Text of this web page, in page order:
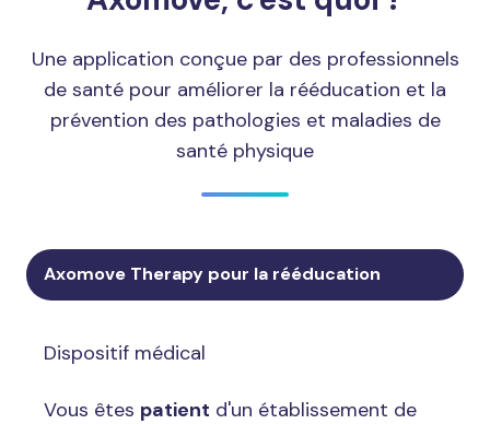
Une application conçue par des professionnels
de santé pour améliorer la rééducation et la
prévention des pathologies et maladies de
santé physique
Axomove Therapy pour la rééducation
Dispositif médical
Vous êtes patient d'un établissement de